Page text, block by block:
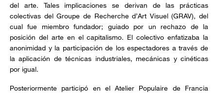
del arte. Tales implicaciones se derivan de las prácticas
colectivas del Groupe de Recherche d’Art Visuel (GRAV), del
cual fue miembro fundador; guiado por un rechazo de la
posición del arte en el capitalismo. El colectivo enfatizaba la
anonimidad y la participación de los espectadores a través de
la aplicación de técnicas industriales, mecánicas y cinéticas
por igual.
Posteriormente participó en el Atelier Populaire de Francia